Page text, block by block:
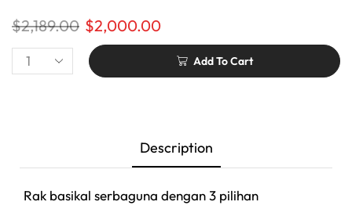
$2,189.00 $2,000.00
Add To Cart
Description
Rak basikal serbaguna dengan 3 pilihan